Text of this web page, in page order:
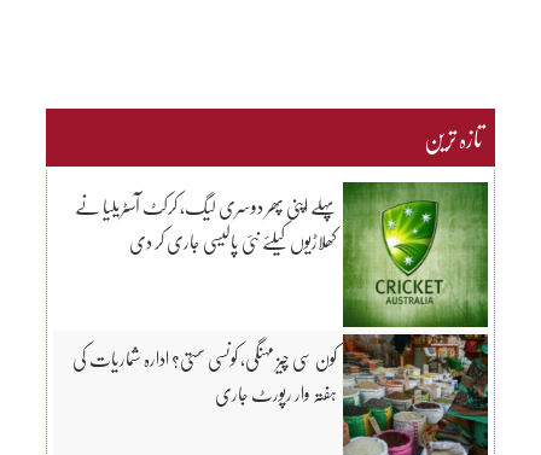
تازہ ترین
پہلے اپنی پھر دوسری لیگ، کرکٹ آسٹریلیا نے
کھلاڑیوں کیلئے نئی پالیسی جاری کر دی
کون سی چیز مہنگی، کونسی سستی؟ ادارہ شماریات کی
ہفتہ وار رپورٹ جاری